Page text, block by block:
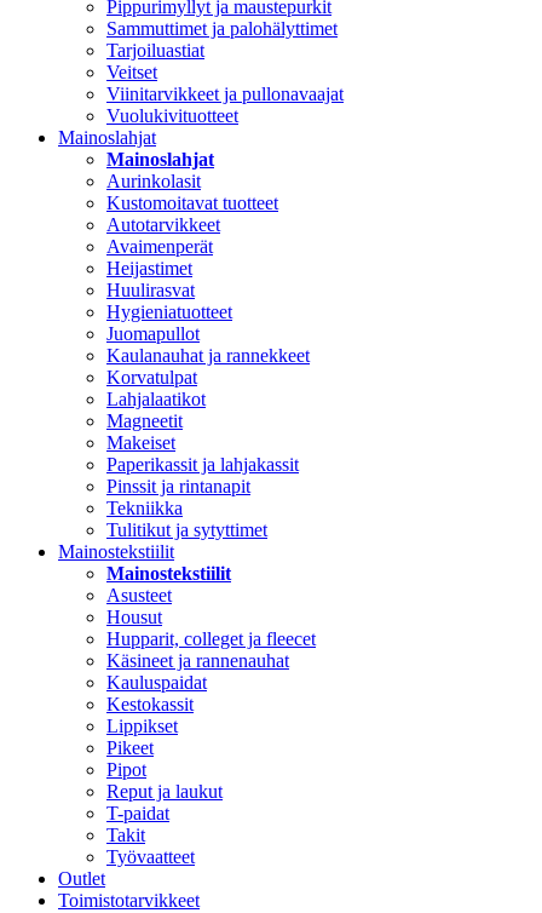
Pippurimyllyt ja maustepurkit
Sammuttimet ja palohälyttimet
Tarjoiluastiat
Veitset
Viinitarvikkeet ja pullonavaajat
Vuolukivituotteet
Mainoslahjat
Mainoslahjat
Aurinkolasit
Kustomoitavat tuotteet
Autotarvikkeet
Avaimenperät
Heijastimet
Huulirasvat
Hygieniatuotteet
Juomapullot
Kaulanauhat ja rannekkeet
Korvatulpat
Lahjalaatikot
Magneetit
Makeiset
Paperikassit ja lahjakassit
Pinssit ja rintanapit
Tekniikka
Tulitikut ja sytyttimet
Mainostekstiilit
Mainostekstiilit
Asusteet
Housut
Hupparit, colleget ja fleecet
Käsineet ja rannenauhat
Kauluspaidat
Kestokassit
Lippikset
Pikeet
Pipot
Reput ja laukut
T-paidat
Takit
Työvaatteet
Outlet
Toimistotarvikkeet